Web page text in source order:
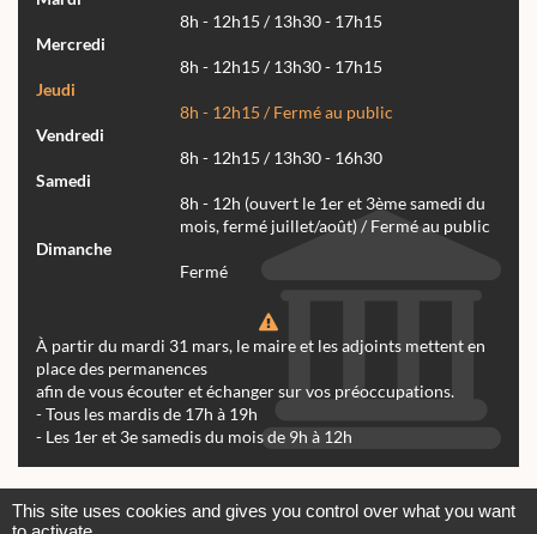
8h - 12h15 / 13h30 - 17h15
Mercredi
8h - 12h15 / 13h30 - 17h15
Jeudi
8h - 12h15 / Fermé au public
Vendredi
8h - 12h15 / 13h30 - 16h30
Samedi
8h - 12h (ouvert le 1er et 3ème samedi du
mois, fermé juillet/août) / Fermé au public
Dimanche
Fermé
À partir du mardi 31 mars, le maire et les adjoints mettent en
place des permanences
afin de vous écouter et échanger sur vos préoccupations.
- Tous les mardis de 17h à 19h
- Les 1er et 3e samedis du mois de 9h à 12h
This site uses cookies and gives you control over what you want